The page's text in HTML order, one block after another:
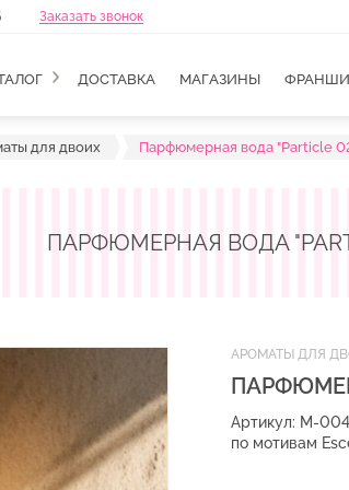
Заказать звонок
ДОСТАВКА МАГАЗИНЫ
для двоих Парфюмерная вода "Particle
ПАРФЮМЕРНАЯ ВОДА
АРОМАТЫ ДЛЯ
Артикул: M-
по мотивам